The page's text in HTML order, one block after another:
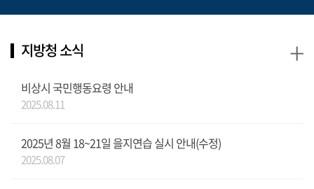
지방청 소식
비상시 국민행동요령 안내
2025.08.11
2025년 8월 18~21일 을지연습 실시 안내(수정)
2025.08.07
+